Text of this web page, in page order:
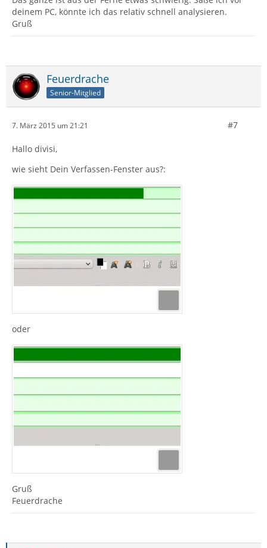
deinem PC, könnte ich das relativ schnell analysieren.
Gruß
Feuerdrache
Senior-Mitglied
7. März 2015 um 21:21 #7
Hallo divisi,
wie sieht Dein Verfassen-Fenster aus?:
oder
Gruß
Feuerdrache